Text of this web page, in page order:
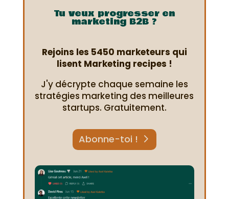
Tu veux progresser en
marketing B2B ?
Rejoins les 5450 marketeurs qui
lisent Marketing recipes !
J'y décrypte chaque semaine les
stratégies marketing des meilleures
startups. Gratuitement.
Abonne-toi !